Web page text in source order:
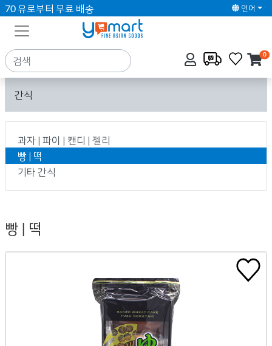
70 유로부터 무료 배송 언어
0
간식
과자 | 파이 | 캔디 | 젤리
빵 | 떡
기타 간식
빵 | 떡